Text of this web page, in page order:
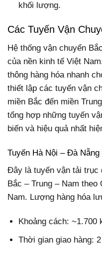
khối lượng.
Các Tuyến Vận
Hệ thống vận chuyển
của nền kinh tế Việt
thông hàng hóa nhanh
thiết lập các tuyến vận
miền Bắc đến miền
tổng hợp những tuyến
biến và hiệu quả nhất
Tuyến Hà Nội – Đà Nẵng
Đây là tuyến vận tải trục
Bắc – Trung – Nam
Nam. Lượng hàng hóa
Khoảng cách: ~1.700
Thời gian giao hàng: